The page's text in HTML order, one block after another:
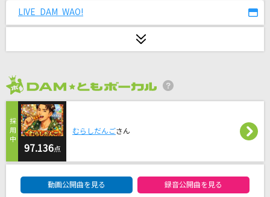
ひまわり
[生音]プライド革命
桑田佳祐
ナツマトペ
エルフ
LIVE DAM WAO!
97.136点
むらしだんごさん
動画公開曲を見る 録音公開曲を見る